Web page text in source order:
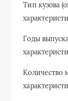
Тип кузова
Годы
Количество